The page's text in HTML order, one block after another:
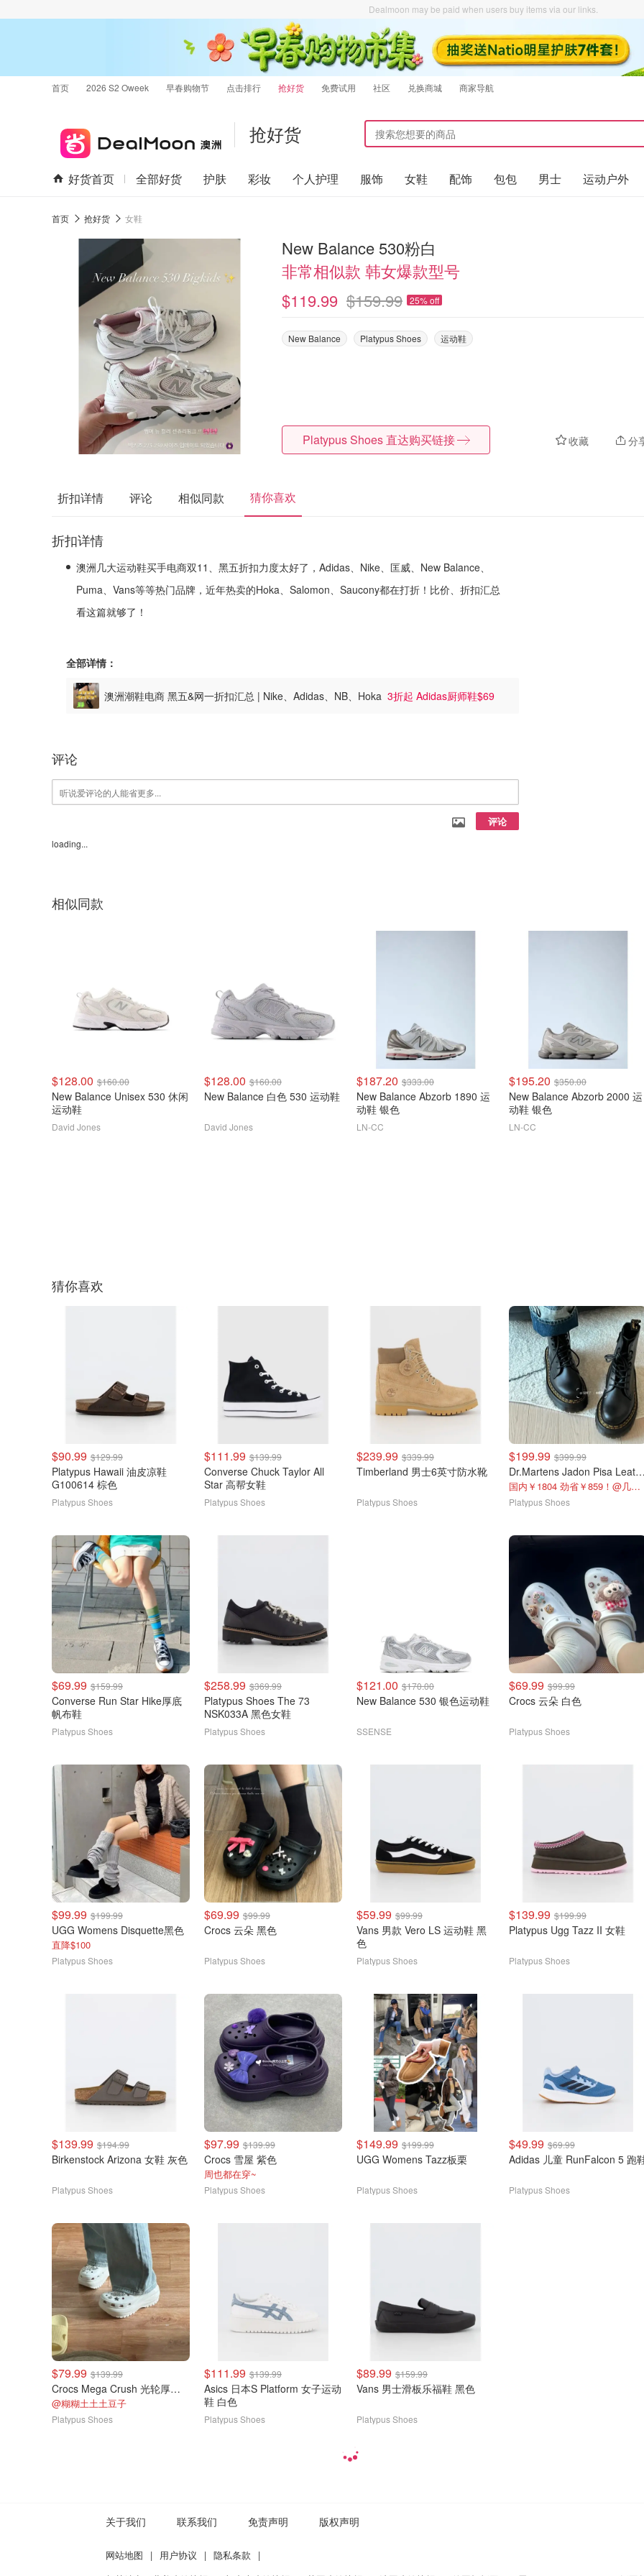
Dealmoon may be paid when users buy items via our links.
首页 2026 S2 Oweek 早春购物节 点击排行 抢好货 免费试用 社区 兑换商城 商家导航
抢好货
好货首页 全部好货 护肤 彩妆 个人护理 服饰 女鞋 配饰 包包 男士 运动户外
首页 抢好货 女鞋
New Balance 530粉白
非常相似款 韩女爆款型号
$119.99 $159.99 25% off
New Balance Platypus Shoes 运动鞋
收藏 分
Platypus Shoes 直达购买链接
折扣详情 评论 相似同款 猜你喜欢
折扣详情
澳洲几大运动鞋买手电商双11、黑五折扣力度太好了，Adidas、Nike、匡威、New Balance、
Puma、Vans等等热门品牌，近年热卖的Hoka、Salomon、Saucony都在打折！比价、折扣汇总
看这篇就够了！
全部详情：
澳洲潮鞋电商 黑五&网一折扣汇总 | Nike、Adidas、NB、Hoka 3折起 Adidas厨师鞋$69
评论
评论
loading...
相似同款
$128.00 $160.00
New Balance Unisex 530 休闲
运动鞋
David Jones
$128.00 $160.00
New Balance 白色 530 运动鞋
David Jones
$187.20 $333.00
New Balance Abzorb 1890 运
动鞋 银色
LN-CC
$195.20 $350.00
New Balance Abzorb 2000 运
动鞋 银色
LN-CC
猜你喜欢
$90.99 $129.99
Platypus Hawaii 油皮凉鞋
G100614 棕色
Platypus Shoes
$111.99 $139.99
Converse Chuck Taylor All
Star 高帮女鞋
Platypus Shoes
$239.99 $339.99
Timberland 男士6英寸防水靴
Platypus Shoes
$199.99 $399.99
Dr.Martens Jadon Pisa
国内￥1804 劲省￥859！@几个二什么牛
Platypus Shoes
$69.99 $159.99
Converse Run Star Hike厚底
帆布鞋
Platypus Shoes
$258.99 $369.99
Platypus Shoes The 73
NSK033A 黑色女鞋
Platypus Shoes
$121.00 $170.00
New Balance 530 银色运动鞋
SSENSE
$69.99 $99.99
Crocs 云朵 白色
Platypus Shoes
$99.99 $199.99
UGG Womens Disquette黑色
直降$100
Platypus Shoes
$69.99 $99.99
Crocs 云朵 黑色
Platypus Shoes
$59.99 $99.99
Vans 男款 Vero LS 运动鞋 黑
色
Platypus Shoes
$139.99 $199.99
Platypus Ugg Tazz II 女鞋
Platypus Shoes
$139.99 $194.99
Birkenstock Arizona 女鞋 灰色
Platypus Shoes
$97.99 $139.99
Crocs 雪屋 紫色
周也都在穿~
Platypus Shoes
$149.99 $199.99
UGG Womens Tazz板栗
Platypus Shoes
$49.99 $69.99
Adidas 儿童 RunFalcon 5 跑
Platypus Shoes
$79.99 $139.99
Crocs Mega Crush 光轮厚底洞洞鞋
@糊糊土土土豆子
Platypus Shoes
$111.99 $139.99
Asics 日本S Platform 女子运动
鞋 白色
Platypus Shoes
$89.99 $159.99
Vans 男士滑板乐福鞋 黑色
Platypus Shoes
关于我们 联系我们 免责声明 版权声明
网站地图 | 用户协议 | 隐私条款
|